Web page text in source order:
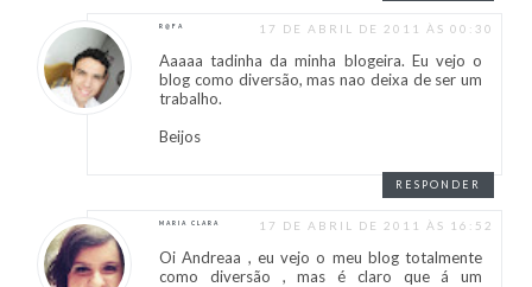
R@FA 17 DE ABRIL DE 2011 ÀS 00:30
Aaaaa tadinha da minha blogeira. Eu vejo o
blog como diversão, mas nao deixa de ser um
trabalho.
Beijos
RESPONDER
MARIA CLARA 17 DE ABRIL DE 2011 ÀS 16:52
Oi Andreaa , eu vejo o meu blog totalmente
como diversão , mas é claro que á um